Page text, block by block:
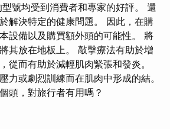
號均受到消費者和專家的好評。 還
解決特定的健康問題。 因此，在購
設備以及購買額外頭的可能性。 將
其放在地板上。 敲擊療法有助於增
從而有助於減輕肌肉緊張和發炎。
力或劇烈訓練而在肌肉中形成的結。
頭，對旅行者有用嗎？